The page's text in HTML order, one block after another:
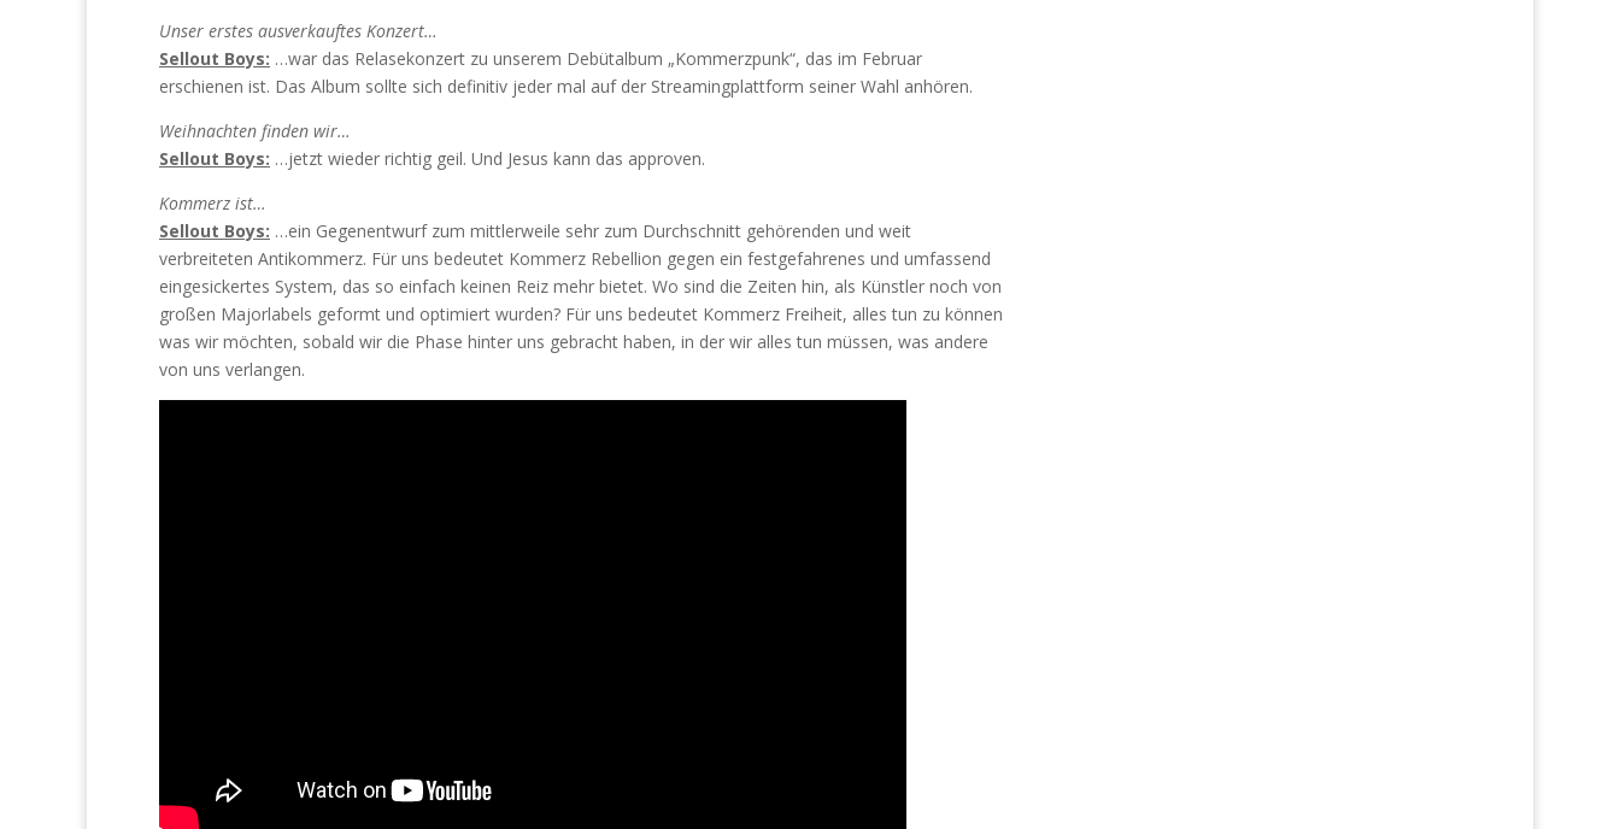
Unser erstes ausverkauftes Konzert…
Sellout Boys: …war das Relasekonzert zu unserem Debütalbum „Kommerzpunk“, das im Februar
erschienen ist. Das Album sollte sich definitiv jeder mal auf der Streamingplattform seiner Wahl anhören.
Weihnachten finden wir…
Sellout Boys: …jetzt wieder richtig geil. Und Jesus kann das approven.
Kommerz ist…
Sellout Boys: …ein Gegenentwurf zum mittlerweile sehr zum Durchschnitt gehörenden und weit
verbreiteten Antikommerz. Für uns bedeutet Kommerz Rebellion gegen ein festgefahrenes und umfassend
eingesickertes System, das so einfach keinen Reiz mehr bietet. Wo sind die Zeiten hin, als Künstler noch von
großen Majorlabels geformt und optimiert wurden? Für uns bedeutet Kommerz Freiheit, alles tun zu können
was wir möchten, sobald wir die Phase hinter uns gebracht haben, in der wir alles tun müssen, was andere
von uns verlangen.